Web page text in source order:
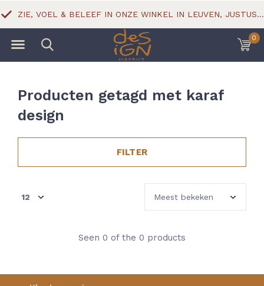
0
ZIE, VOEL & BELEEF IN ONZE WINKEL IN LEUVEN, JUSTUS LIPSIUSSTRAAT 18
Producten getagd met karaf
design
FILTER
Seen 0 of the 0 products